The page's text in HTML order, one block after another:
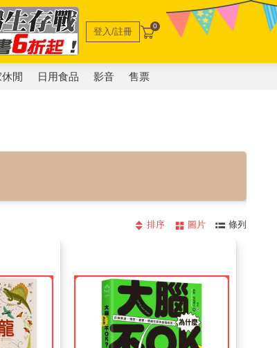
登入/註冊 0
休閒 日用食品 影音 售票
排序 圖片 條列